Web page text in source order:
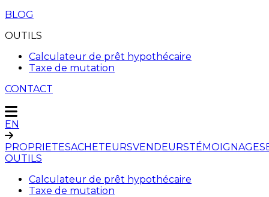
BLOG
OUTILS
Calculateur de prêt hypothécaire
Taxe de mutation
CONTACT
EN
PROPRIETESACHETEURSVENDEURSTÉMOIGNAGES
OUTILS
Calculateur de prêt hypothécaire
Taxe de mutation